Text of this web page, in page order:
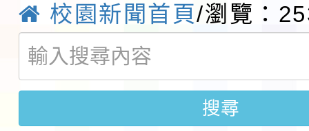
鎮韌性（防空）演習－
速演練執行計畫」
「115年金融知識線上
法」
本校115學年度第1學
第3次招考代課鐘點教
檢送「桃園市115學年
校園新聞首頁/瀏覽：
搜尋